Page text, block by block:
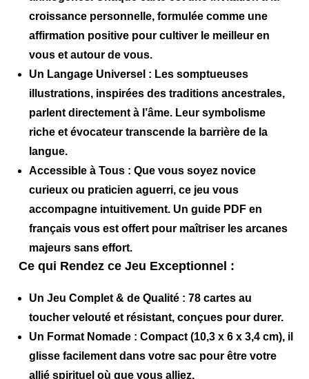
croissance personnelle, formulée comme une
affirmation positive pour cultiver le meilleur en
vous et autour de vous.
Un Langage Universel : Les somptueuses
illustrations, inspirées des traditions ancestrales,
parlent directement à l’âme. Leur symbolisme
riche et évocateur transcende la barrière de la
langue.
Accessible à Tous : Que vous soyez novice
curieux ou praticien aguerri, ce jeu vous
accompagne intuitivement. Unguide PDF en
français vous est offert pour maîtriser les arcanes
majeurs sans effort.
Ce qui Rendez ce Jeu Exceptionnel :
Un Jeu Complet & de Qualité : 78 cartes au
toucher velouté et résistant, conçues pour durer.
Un Format Nomade : Compact (10,3 x 6 x 3,4 cm), il
glisse facilement dans votre sac pour être votre
allié spirituel où que vous alliez.